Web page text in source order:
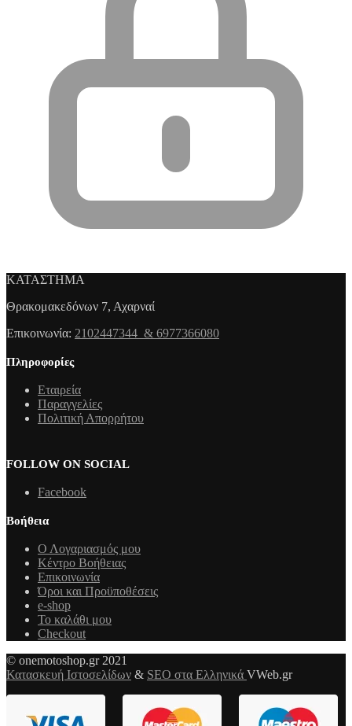
ΚΑΤΑΣΤΗΜΑ
Θρακομακεδόνων 7, Αχαρναί
Επικοινωνία: 2102447344 & 6977366080
Πληροφορίες
Εταιρεία
Παραγγελίες
Πολιτική Απορρήτου
FOLLOW ON SOCIAL
Facebook
Βοήθεια
Ο Λογαριασμός μου
Κέντρο Βοήθειας
Επικοινωνία
Όροι και Προϋποθέσεις
e-shop
Το καλάθι μου
Checkout
© onemotoshop.gr 2021
Κατασκευή Ιστοσελίδων & SEO στα Ελληνικά VWeb.gr